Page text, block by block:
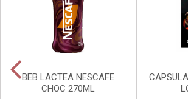
BEB LACTEA NESCAFE
CHOC 270ML